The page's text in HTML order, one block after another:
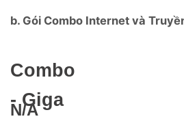
b. Gói Combo Internet và
Combo
- Giga
N/A